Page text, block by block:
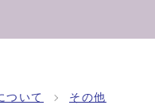
ついて その他